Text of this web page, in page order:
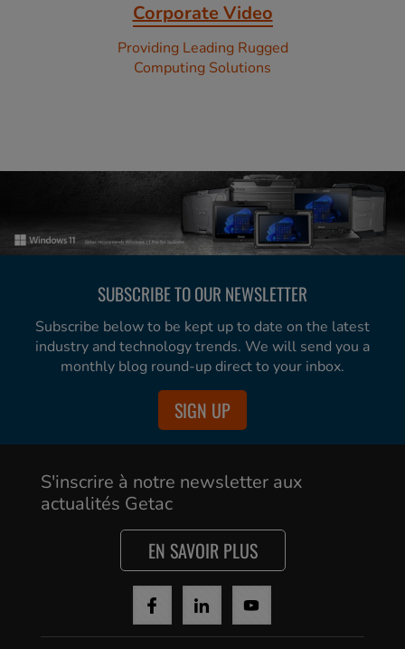
Corporate Video
Providing Leading Rugged
Computing Solutions
SUBSCRIBE TO OUR NEWSLETTER
Subscribe below to be kept up to date on the latest
industry and technology trends. We will send you a
monthly blog round-up direct to your inbox.
SIGN UP
S'inscrire à notre newsletter aux
actualités Getac
EN SAVOIR PLUS